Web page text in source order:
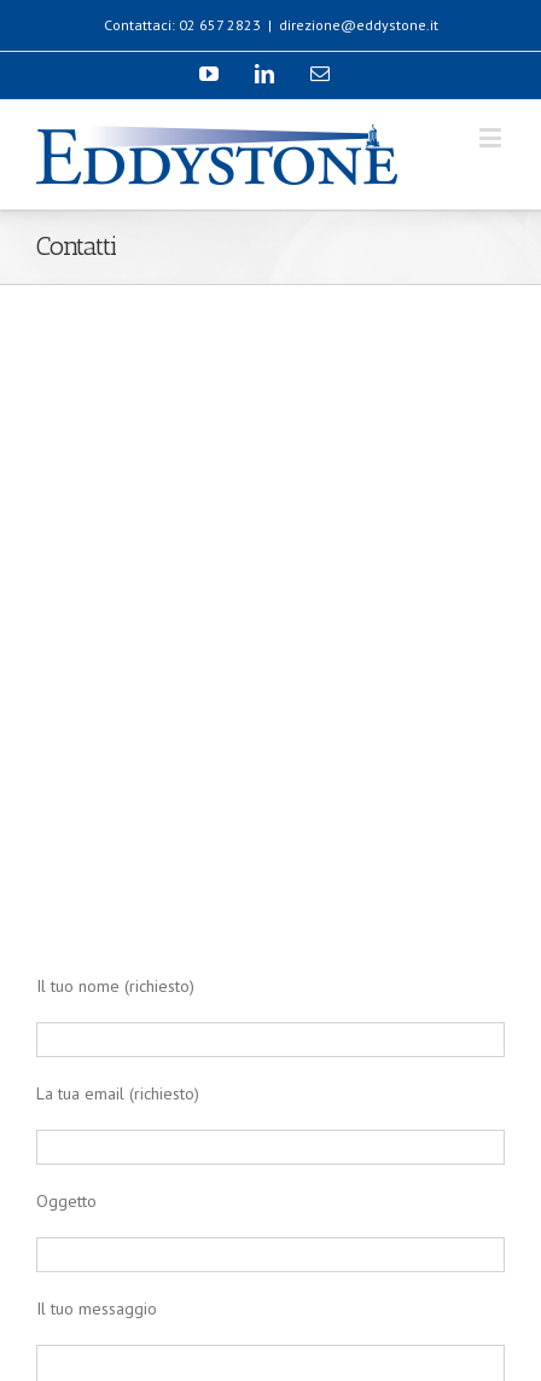
Contattaci: 02 657 2823 | direzione@eddystone.it
Contatti
Il tuo nome (richiesto)
La tua email (richiesto)
Oggetto
Il tuo messaggio